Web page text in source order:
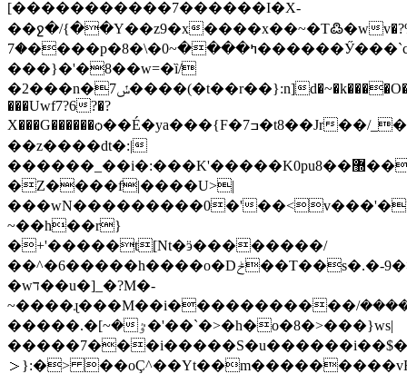
[�����������7������I�X-
��ջ�/{��Y��z9�x����x��~�T߷�wv�ݝ�%?
�7����p�8�\�ߤ����~0������Ӳ���`c&o*�~�Ӈ�����.��k|~�9���
���}�'�8��w=�ȉ/
�2���n�7ݽ����(�t��r��}:n]d�~�k����O�}~w�[�V;>
���Uwf7?6?�?
X���G������ѻ��É�ya���{F�7ߏ�t8��Jr��/_�0n>|
��z����dt�:|
������_��i�:���K'�����K0pu8��޽�����_�}
�Z����f|����U>|
���wN���������0�'
~��h��r}
�+'�����t[Nt�ӭ��������/
��^�6�����h����o�Dݲ��T��s�.�-9�>�?
�wד��u�]_�?M�-
~����ɻ���M��i�����������ݏ�����/
�~]�.�����'�ٷ��`�>�һ�o�8�>���}ws|
＞}:�>